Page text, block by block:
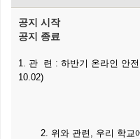
공지 시작
공지 종료
1. 관 련 : 하반기 온라인 안전
10.02)
2. 위와 관련, 우리 학교에